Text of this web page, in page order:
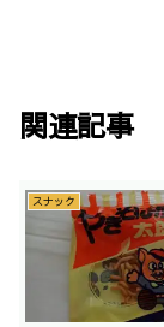
関連記事
スナック